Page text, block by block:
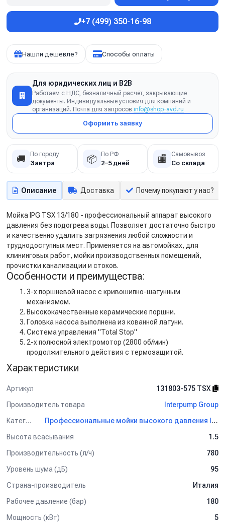
+7 (499) 350-16-98
Нашли дешевле? Способы оплаты
Для юридических лиц и B2B
Работаем с НДС, безналичный расчёт, закрывающие
документы. Индивидуальные условия для компаний и
организаций. Почта для запросов info@shop-avd.ru
Оформить заявку
🚚 По городу
Завтра 📦 По РФ
2–5 дней 🏬 Самовывоз
Со склада
Описание Доставка Почему покупают у нас?
Мойка IPG TSX 13/180 - профессиональный аппарат высокого
давления без подогрева воды. Позволяет достаточно быстро
и качественно удалить загрязнения любой сложности и
труднодоступных мест. Применяется на автомойках, для
клининговых работ, мойки производственных помещений,
прочистки канализации и стоков.
Особенности и преимущества:
3-х поршневой насос с кривошипно-шатунным
механизмом.
Высококачественные керамические поршни.
Головка насоса выполнена из кованной латуни.
Система управления "Total Stop"
2-х полюсной электромотор (2800 об/мин)
продолжительного действия с термозащитой.
Характеристики
Артикул
131803-575 TSX
Производитель товара
Interpump Group
Категория
Профессиональные мойки высокого давления Interpump Group
Высота всасывания
1.5
Производительность (л/ч)
780
Уровень шума (дБ)
95
Страна-производитель
Италия
Рабочее давление (бар)
180
Мощность (кВт)
5